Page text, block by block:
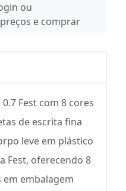
ou
e comprar
Fest com 8 cores
de escrita fina
leve em plástico
Fest, oferecendo 8
em embalagem